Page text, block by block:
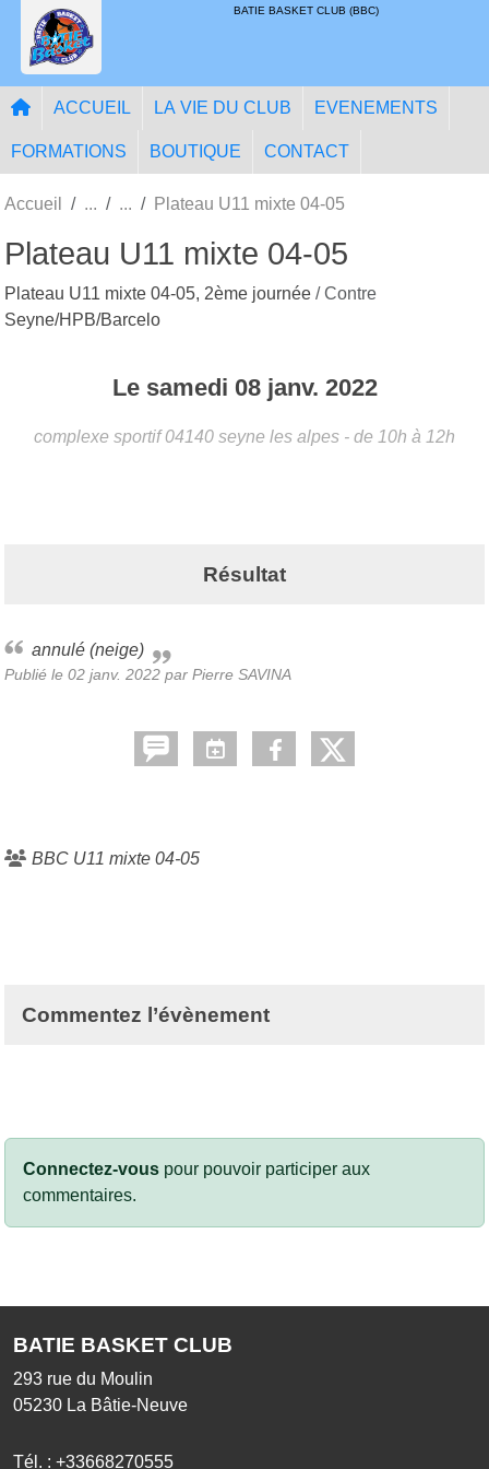
BATIE BASKET CLUB (BBC)
ACCUEIL LA VIE DU CLUB EVENEMENTS
FORMATIONS BOUTIQUE CONTACT
Accueil Plateau U11 mixte 04-05
Plateau U11 mixte 04-05
Plateau U11 mixte 04-05, 2ème journée / Contre
Seyne/HPB/Barcelo
Le samedi 08 janv. 2022
complexe sportif 04140 seyne les alpes - de 10h à 12h
Résultat
annulé (neige)
Publié le 02 janv. 2022 par Pierre SAVINA
BBC U11 mixte 04-05
Commentez l’évènement
Connectez-vous pour pouvoir participer aux
commentaires.
BATIE BASKET CLUB
293 rue du Moulin
05230 La Bâtie-Neuve
Tél. : +33668270555
Panneau de gestion des cookies